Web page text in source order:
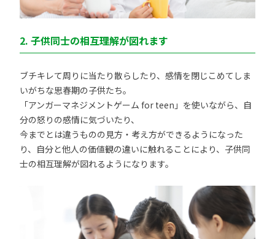
2. 子供同士の相互理解が図れます
ブチキレて周りに当たり散らしたり、感情を閉じこめてしま
いがちな思春期の子供たち。
「アンガーマネジメントゲーム for teen」を使いながら、自
分の怒りの感情に気づいたり、
今までとは違うものの見方・考え方ができるようになった
り、自分と他人の価値観の違いに触れることにより、子供同
士の相互理解が図れるようになります。